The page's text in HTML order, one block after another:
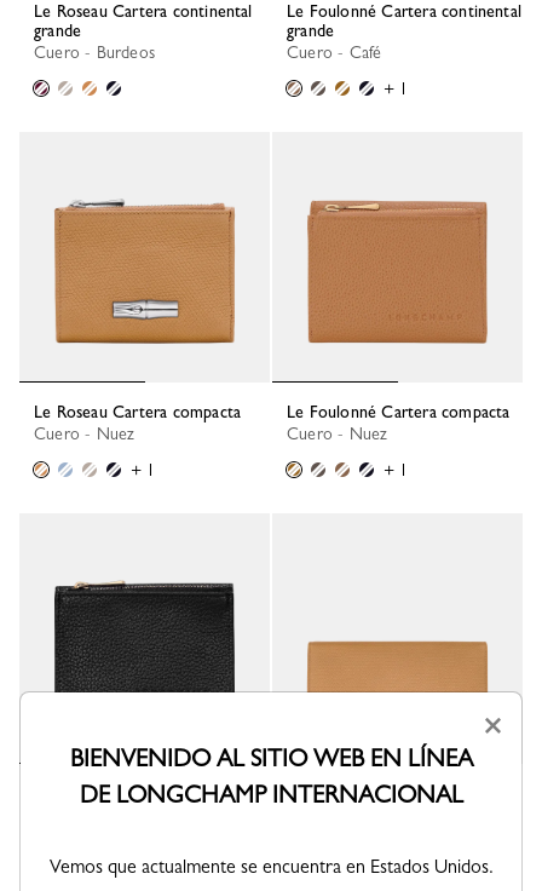
Le Roseau Cartera continental
grande
Cuero - Burdeos
Le Foulonné Cartera continental
grande
Cuero - Café
+ 1
Le Roseau Cartera compacta
Cuero - Nuez
+ 1
Le Foulonné Cartera compacta
Cuero - Nuez
+ 1
Le Foulonné Cartera compacta
Le Roseau Cartera continental
×
BIENVENIDO AL SITIO WEB EN LÍNEA
DE LONGCHAMP INTERNACIONAL
Vemos que actualmente se encuentra en Estados Unidos.